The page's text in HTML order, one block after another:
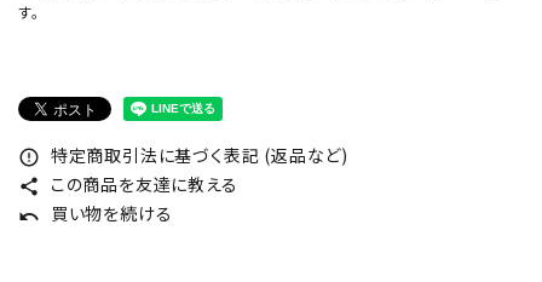
す。
error_outline 特定商取引法に基づく表記 (返品など)
share この商品を友達に教える
undo 買い物を続ける